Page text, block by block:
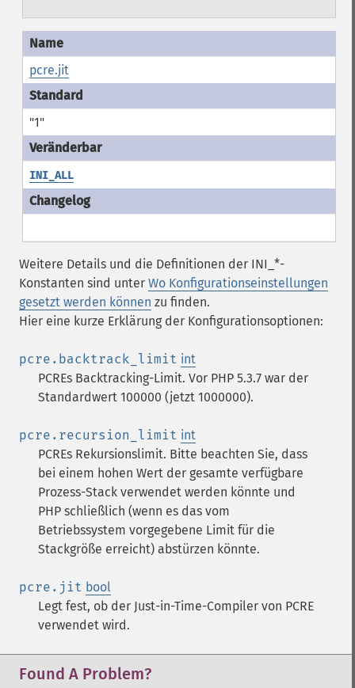
pcre.jit
"1"
INI_ALL
Weitere Details und die Definitionen der INI_*-
Konstanten sind unter Wo Konfigurationseinstellungen
gesetzt werden können zu finden.
Hier eine kurze Erklärung der Konfigurationsoptionen:
pcre.backtrack_limit int
PCREs Backtracking-Limit. Vor PHP 5.3.7 war der
Standardwert 100000 (jetzt 1000000).
pcre.recursion_limit int
PCREs Rekursionslimit. Bitte beachten Sie, dass
bei einem hohen Wert der gesamte verfügbare
Prozess-Stack verwendet werden könnte und
PHP schließlich (wenn es das vom
Betriebssystem vorgegebene Limit für die
Stackgröße erreicht) abstürzen könnte.
pcre.jit bool
Legt fest, ob der Just-in-Time-Compiler von PCRE
verwendet wird.
Found A Problem?